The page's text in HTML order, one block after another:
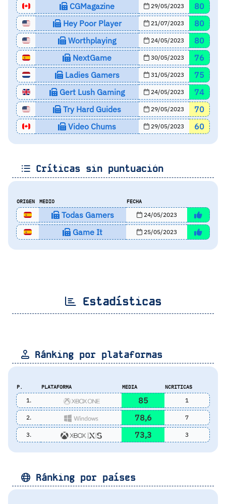
CGMagazine 29/05/2023
80
Hey Poor Player
21/07/2023
80
Worthplaying
24/05/2023
80
NextGame
30/05/2023
76
Ladies Gamers
31/05/2023
75
Gert Lush Gaming
24/05/2023
74
Try Hard Guides
29/05/2023
70
Video Chums
29/05/2023 60
Críticas sin puntuación
ORIGEN MEDIO FECHA
Todas Gamers 24/05/2023
Game It 25/05/2023
Estadísticas
Ránking por plataformas
P. PLATAFORMA MEDIA NCRITICAS
1. 85 1
2. 78,6 7
3. 73,3 3
Ránking por países